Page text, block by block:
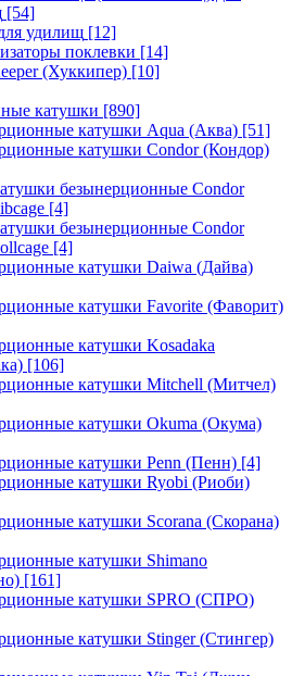
[54]
удилищ [12]
поклевки [14]
(Хуккипер) [10]
катушки [890]
катушки Aqua (Аква) [51]
катушки Condor (Кондор)
безынерционные Condor
[4]
безынерционные Condor
[4]
катушки Daiwa (Дайва)
катушки Favorite (Фаворит)
катушки Kosadaka
[106]
катушки Mitchell (Митчел)
катушки Okuma (Окума)
катушки Penn (Пенн) [4]
катушки Ryobi (Риоби)
катушки Scorana (Скорана)
катушки Shimano
[161]
катушки SPRO (СПРО)
катушки Stinger (Стингер)